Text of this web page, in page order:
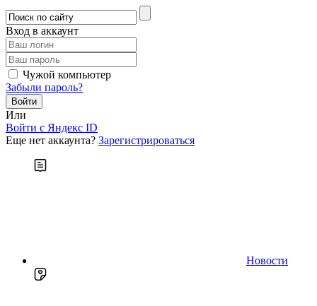
Вход в аккаунт
Чужой компьютер
Забыли пароль?
Или
Войти c Яндекс ID
Еще нет аккаунта? Зарегистрироваться
Новости